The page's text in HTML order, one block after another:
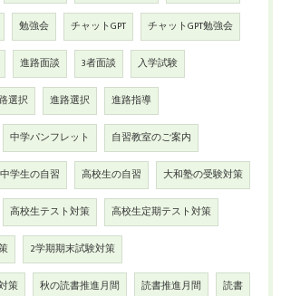
勉強会 チャットGPT チャットGPT勉強会
進路面談 3者面談 入学試験
選択 進路選択 進路指導
中学パンフレット 自習教室のご案内
中学生の自習 高校生の自習 大和塾の受験対策
高校生テスト対策 高校生定期テスト対策
2学期期末試験対策
策 秋の読書推進月間 読書推進月間 読書